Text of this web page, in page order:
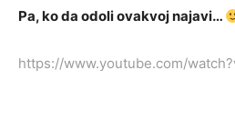
Pa, ko da odoli ovakvoj najavi…
https://www.youtube.com/